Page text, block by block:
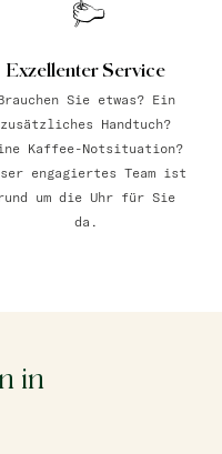
Exzellenter Service
Sie etwas? Ein
zusätzliches Handtuch?
Kaffee-Notsituation?
engagiertes Team ist
um die Uhr für Sie
da.
in